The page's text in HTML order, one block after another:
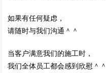
如果有任何疑虑，
请随时与我们沟通＾＾
当客户满意我们的施工时，
我们全体员工都会感到欣慰＾＾